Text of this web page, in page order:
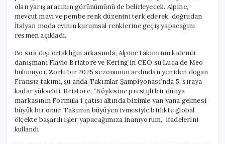
olan yarış aracının görünümünü de belirleyecek. Alpine,
mevcut mavi ve pembe renk düzenini terk ederek, doğrudan
İtalyan moda evinin kurumsal renklerine geçiş yapacağını
resmen açıkladı.
Bu sıra dışı ortaklığın arkasında, Alpine takımının kıdemli
danışmanı Flavio Briatore ve Kering’in CEO’su Luca de Meo
bulunuyor. Zorlu bir 2025 sezonunun ardından yeniden doğan
Fransız takımı, şu anda Takımlar Şampiyonası’nda 5. sıraya
kadar yükseldi. Briatore, “Böylesine prestijli bir dünya
markasının Formula 1 çatısı altında bizimle yan yana gelmesi
büyük bir onur. Takımın büyüyen ivmesiyle birlikte global
ölçekte başarılı işler yapacağımıza inanıyorum,” ifadelerini
kullandı.